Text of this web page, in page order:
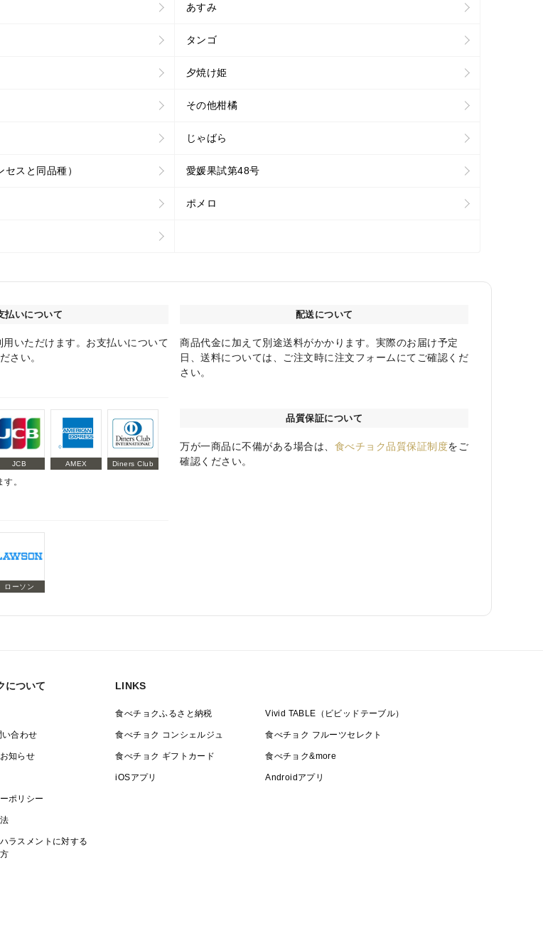
あすみ
タンゴ
夕焼け姫
その他柑橘
じゃばら
スと同品種） 愛媛果試第48号
ポメロ
払いについて
いただけます。お支払いについて
さい。
JCB AMEX Diners Club
。
ローソン
配送について
商品代金に加えて別途送料がかかります。実際のお届け予定
日、送料については、ご注文時に注文フォームにてご確認くだ
さい。
品質保証について
万が一商品に不備がある場合は、 食べチョク品質保証制度をご
確認ください。
について
い合わせ
知らせ
ポリシー
ラスメントに対する
LINKS
食べチョクふるさと納税 Vivid TABLE（ビビッドテーブル）
食べチョク コンシェルジュ 食べチョク フルーツセレクト
食べチョク ギフトカード 食べチョク&more
iOSアプリ Androidアプリ